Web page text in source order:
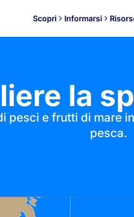
Scopri Informarsi
la
pesci e frutti di mare
pesca.